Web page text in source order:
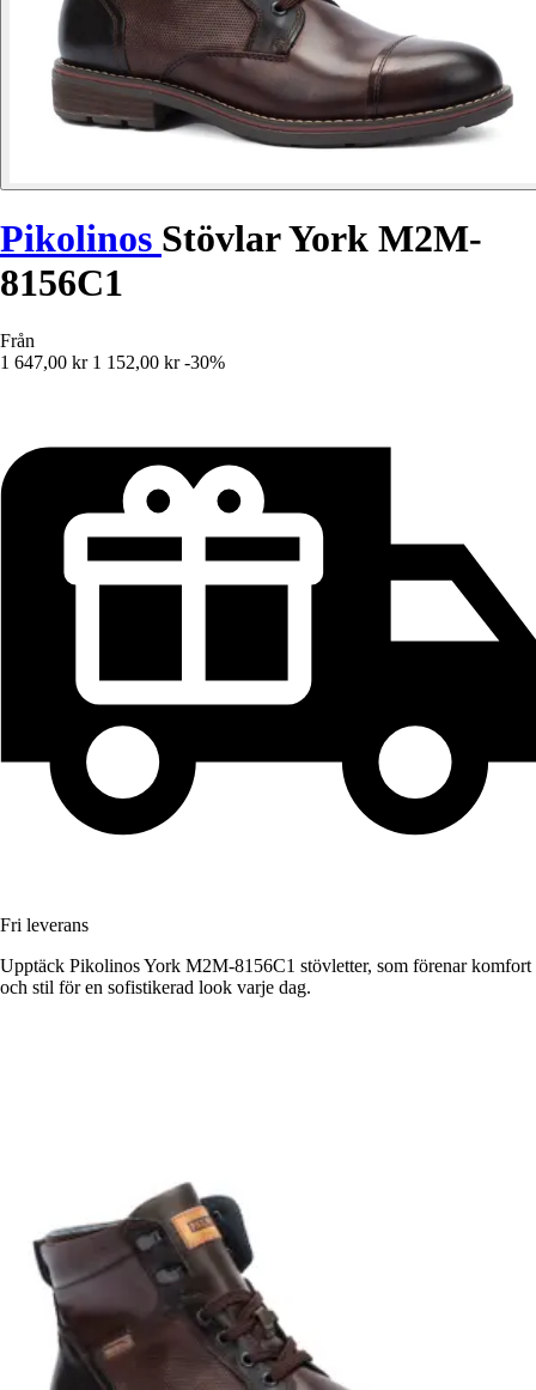
Pikolinos Stövlar York M2M-
8156C1
Från
1 647,00 kr 1 152,00 kr -30%
Fri leverans
Upptäck Pikolinos York M2M-8156C1 stövletter, som förenar komfort
och stil för en sofistikerad look varje dag.